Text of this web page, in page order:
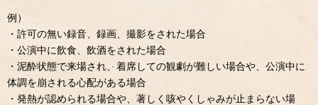
例）
・許可の無い録音、録画、撮影をされた場合
・公演中に飲食、飲酒をされた場合
・泥酔状態で来場され、着席しての観劇が難しい場合や、公演中に
体調を崩される心配がある場合
・発熱が認められる場合や、著しく咳やくしゃみが止まらない場